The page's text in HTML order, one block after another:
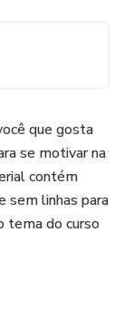
que gosta
se motivar na
contém
sem linhas para
tema do curso